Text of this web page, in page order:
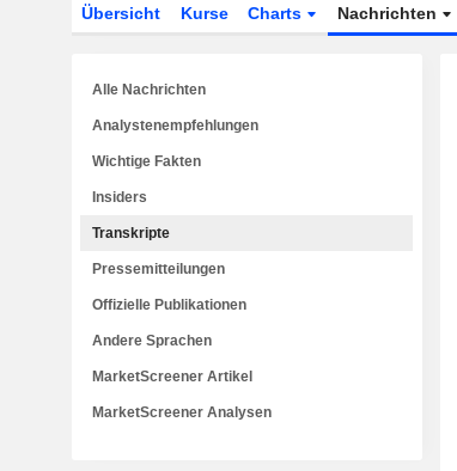
Übersicht Kurse Charts Nachrichten
Alle Nachrichten
Analystenempfehlungen
Wichtige Fakten
Insiders
Transkripte
Pressemitteilungen
Offizielle Publikationen
Andere Sprachen
MarketScreener Artikel
MarketScreener Analysen